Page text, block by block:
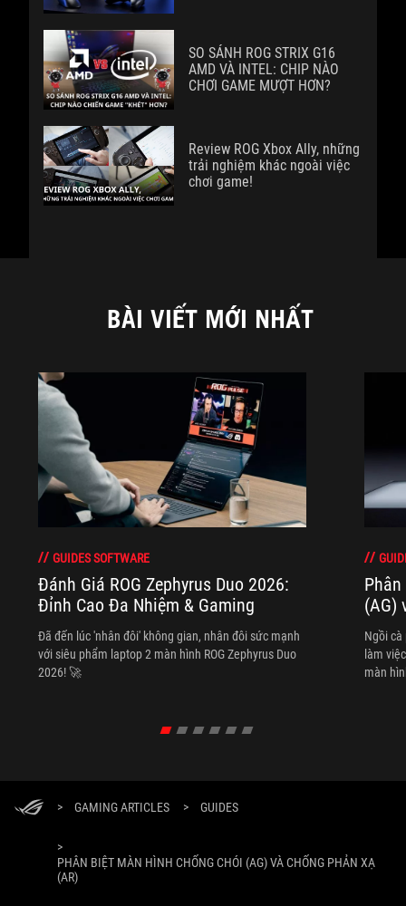
SO SÁNH ROG STRIX G16
AMD VÀ INTEL: CHIP NÀO
CHƠI GAME MƯỢT HƠN?
Review ROG Xbox Ally, những
trải nghiệm khác ngoài việc
chơi game!
BÀI VIẾT MỚI NHẤT
GUIDES SOFTWARE
Đánh Giá ROG Zephyrus Duo 2026:
Đỉnh Cao Đa Nhiệm & Gaming
Đã đến lúc 'nhân đôi' không gian, nhân đôi sức mạnh
với siêu phẩm laptop 2 màn hình ROG Zephyrus Duo
2026! 🚀
(AG)
Ngồi cà
làm
màn
> GAMING ARTICLES > GUIDES
>
PHÂN BIỆT MÀN HÌNH CHỐNG CHÓI (AG) VÀ CHỐNG PHẢN XẠ
(AR)